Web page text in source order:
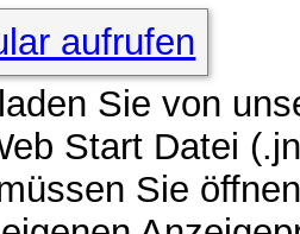
aufrufen
Sie von
Start Datei
Sie